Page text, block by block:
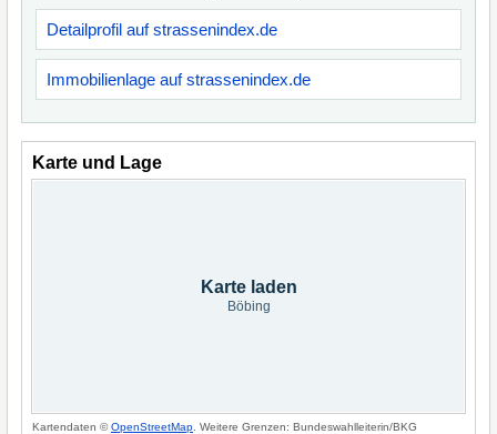
Detailprofil auf strassenindex.de
Immobilienlage auf strassenindex.de
Karte und Lage
Karte laden
Böbing
Kartendaten ©OpenStreetMap . Weitere Grenzen: Bundeswahlleiterin/BKG